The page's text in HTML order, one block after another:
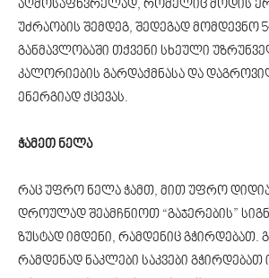
აღმოსაფხვრელად, რომელიც მოდის
უძრაობის შემდეგ, შედეგად მომდევნო
განმავლობაში თქვენი სხეული
კალორიების გარდაქმნასა და
ენერგიად ქცევას.
ჭამეთ ნელა
რაც უფრო ნელა ჭამთ, მით უფრო
დროულად შეამჩნიოთ “გაჯერების”
ზუსტად იმდენი, რამდენიც გჭირდებათ.
რამდენად ნაკლები საკვები გჭირდებათ